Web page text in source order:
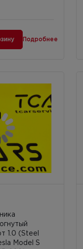
Подробнее
1.0 (Steel
Model S